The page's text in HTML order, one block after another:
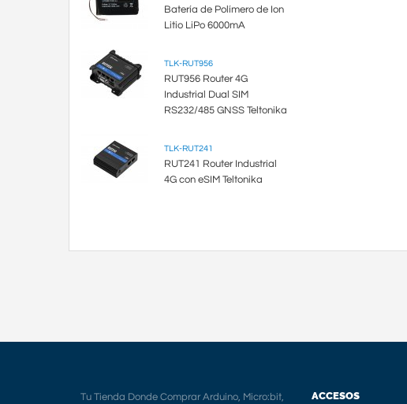
Batería de Polímero de Ion
Litio LiPo 6000mA
TLK-RUT956
RUT956 Router 4G
Industrial Dual SIM
RS232/485 GNSS Teltonika
TLK-RUT241
RUT241 Router Industrial
4G con eSIM Teltonika
Tu Tienda Donde Comprar Arduino, Micro:bit, ACCESOS